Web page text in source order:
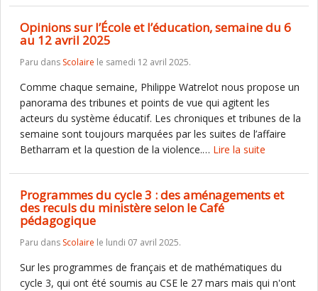
Opinions sur l’École et l’éducation, semaine du 6
au 12 avril 2025
Paru dans Scolaire le samedi 12 avril 2025.
Comme chaque semaine, Philippe Watrelot nous propose un
panorama des tribunes et points de vue qui agitent les
acteurs du système éducatif. Les chroniques et tribunes de la
semaine sont toujours marquées par les suites de l’affaire
Betharram et la question de la violence.… Lire la suite
Programmes du cycle 3 : des aménagements et
des reculs du ministère selon le Café
pédagogique
Paru dans Scolaire le lundi 07 avril 2025.
Sur les programmes de français et de mathématiques du
cycle 3, qui ont été soumis au CSE le 27 mars mais qui n'ont